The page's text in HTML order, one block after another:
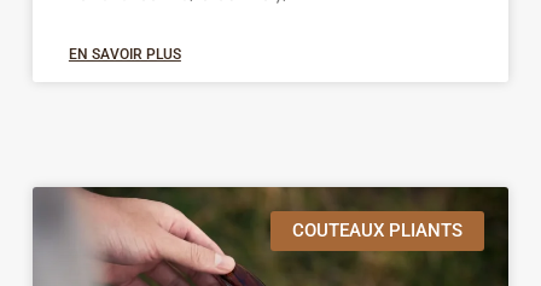
EN SAVOIR PLUS
COUTEAUX PLIANTS